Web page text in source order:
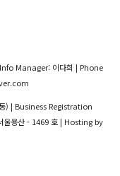
Manager: 이다희 | Phone
) | Business Registration
울용산 - 1469 호 | Hosting by